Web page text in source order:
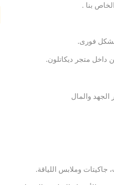
بنا .
بشكل فورى.
والمال